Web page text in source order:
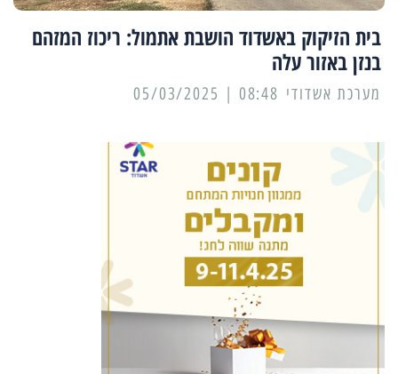
בית הזיקוק באשדוד הושבת אתמול: ריכוז המזהם
בנזן באזור עלה
מערכת אשדודי 08:48 | 05/03/2025